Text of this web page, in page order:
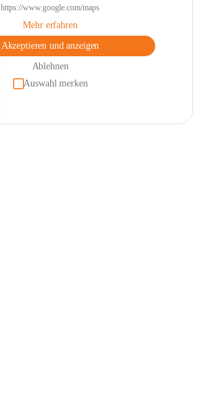
https://www.google.com/maps
Mehr erfahren
Akzeptieren und anzeigen
Ablehnen
Auswahl merken